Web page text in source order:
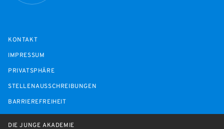
KONTAKT
IMPRESSUM
PRIVATSPHÄRE
STELLENAUSSCHREIBUNGEN
BARRIEREFREIHEIT
DIE JUNGE AKADEMIE